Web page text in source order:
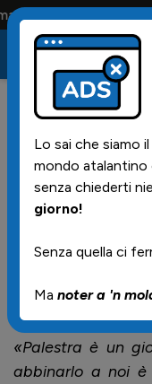
e solo i tifosi la
05/06/2026 |
Marotta:
a noi"
DIchiarazioni
«Palestra è un
abbinarlo a noi è
Lo sai che siamo
mondo atalantino
senza chiederti
giorno!
Senza quella ci
Ma noter a 'n